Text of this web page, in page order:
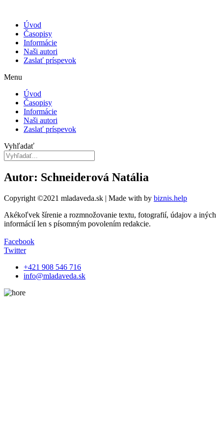
Úvod
Časopisy
Informácie
Naši autori
Zaslať príspevok
Menu
Úvod
Časopisy
Informácie
Naši autori
Zaslať príspevok
Vyhľadať
Autor: Schneiderová Natália
Copyright ©2021 mladaveda.sk | Made with by biznis.help
Akékoľvek šírenie a rozmnožovanie textu, fotografií, údajov a iných
informácií len s písomným povolením redakcie.
Facebook
Twitter
+421 908 546 716
info@mladaveda.sk